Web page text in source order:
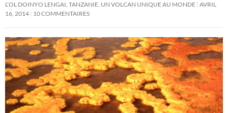
L’OL DOINYO LENGAI, TANZANIE, UN VOLCAN UNIQUE AU MONDE AVRIL
16, 2014 10 COMMENTAIRES